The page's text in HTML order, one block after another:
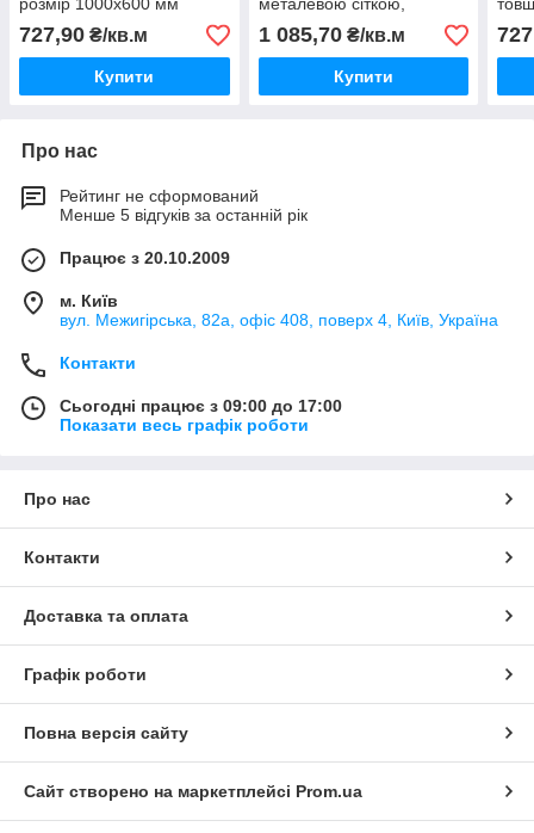
розмір 1000х600 мм
727,90 ₴/кв.м
Купити
металевою сіткою,
товщина 100 мм
1 085,70₴/кв.м
Купити
Про нас
Рейтинг не сформований
Менше 5 відгуків за останній рік
Працює з 20.10.2009
м. Київ
вул. Межигірська, 82а, офіс 408, поверх 4, Київ, Україна
Контакти
Сьогодні працює з 09:00 до 17:00
Показати весь графік роботи
Про нас
Контакти
Доставка та оплата
Графік роботи
Повна версія сайту
Сайт створено на маркетплейсі Prom.ua